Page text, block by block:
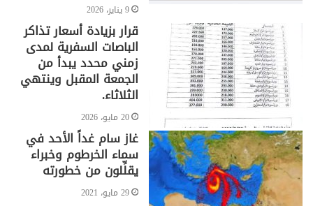
9 يناير، 2026
قرار بزيادة أسعار تذاكر
الباصات السفرية لمدى
زمني محدد يبدأ من
الجمعة المقبل وينتهي
الثلاثاء.
20 مايو، 2026
غاز سام غداً الأحد في
سماء الخرطوم وخبراء
يقلِّلون من خطورته
29 مايو، 2021